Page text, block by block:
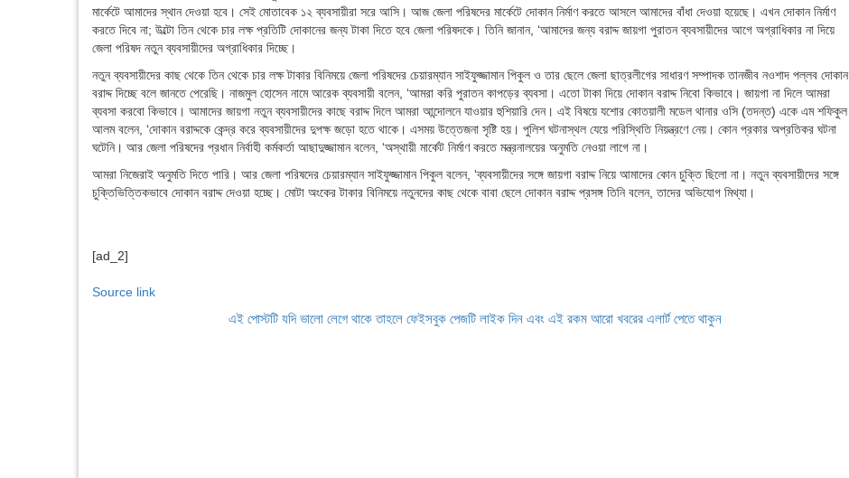
মার্কেটে আমাদের স্থান দেওয়া হবে। সেই মোতাবেক ১২ ব্যবসায়ীরা সরে আসি। আজ জেলা পরিষদের মার্কেটে দোকান নির্মাণ করতে আসলে আমাদের বাঁধা দেওয়া হয়েছে। এখন দোকান নির্মাণ
করতে দিবে না; উল্টো তিন থেকে চার লক্ষ প্রতিটি দোকানের জন্য টাকা দিতে হবে জেলা পরিষদকে। তিনি জানান, ‘আমাদের জন্য বরাদ্দ জায়গা পুরাতন ব্যবসায়ীদের আগে অগ্রাধিকার না দিয়ে
জেলা পরিষদ নতুন ব্যবসায়ীদের অগ্রাধিকার দিচ্ছে।
নতুন ব্যবসায়ীদের কাছ থেকে তিন থেকে চার লক্ষ টাকার বিনিময়ে জেলা পরিষদের চেয়ারম্যান সাইফুজ্জামান পিকুল ও তার ছেলে জেলা ছাত্রলীগের সাধারণ সম্পাদক তানজীব নওশাদ পল্লব দোকান
বরাদ্দ দিচ্ছে বলে জানতে পেরেছি। নাজমুল হোসেন নামে আরেক ব্যবসায়ী বলেন, ‘আমরা করি পুরাতন কাপড়ের ব্যবসা। এতো টাকা দিয়ে দোকান বরাদ্দ নিবো কিভাবে। জায়গা না দিলে আমরা
ব্যবসা করবো কিভাবে। আমাদের জায়গা নতুন ব্যবসায়ীদের কাছে বরাদ্দ দিলে আমরা আন্দোলনে যাওয়ার হুশিয়ারি দেন। এই বিষয়ে যশোর কোতয়ালী মডেল থানার ওসি (তদন্ত) একে এম শফিকুল
আলম বলেন, ‘দোকান বরাদ্দকে কেন্দ্র করে ব্যবসায়ীদের দুপক্ষ জড়ো হতে থাকে। এসময় উত্তেজনা সৃষ্টি হয়। পুলিশ ঘটনাস্থল যেয়ে পরিস্থিতি নিয়ন্ত্রণে নেয়। কোন প্রকার অপ্রতিকর ঘটনা
ঘটেনি। আর জেলা পরিষদের প্রধান নির্বাহী কর্মকর্তা আছাদুজ্জামান বলেন, ‘অস্থায়ী মার্কেট নির্মাণ করতে মন্ত্রনালয়ের অনুমতি নেওয়া লাগে না।
আমরা নিজেরাই অনুমতি দিতে পারি। আর জেলা পরিষদের চেয়ারম্যান সাইফুজ্জামান পিকুল বলেন, ‘ব্যবসায়ীদের সঙ্গে জায়গা বরাদ্দ নিয়ে আমাদের কোন চুক্তি ছিলো না। নতুন ব্যবসায়ীদের সঙ্গে
চুক্তিভিত্তিকভাবে দোকান বরাদ্দ দেওয়া হচ্ছে। মোটা অংকের টাকার বিনিময়ে নতুনদের কাছ থেকে বাবা ছেলে দোকান বরাদ্দ প্রসঙ্গ তিনি বলেন, তাদের অভিযোগ মিথ্যা।
[ad_2]
Source link
এই পোস্টটি যদি ভালো লেগে থাকে তাহলে ফেইসবুক পেজটি লাইক দিন এবং এই রকম আরো খবরের এলার্ট পেতে থাকুন